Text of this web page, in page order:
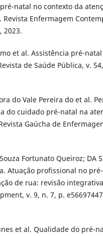
natal no contexto da
Enfermagem
2023.
et al. Assistência pré-
de Saúde Pública, v.
do Vale Pereira do et al.
do cuidado pré-natal na
Gaúcha de
Fortunato Queiroz; DA
Atuação profissional no
de rua: revisão
v. 9, n. 7, p.
et al. Qualidade do pré-